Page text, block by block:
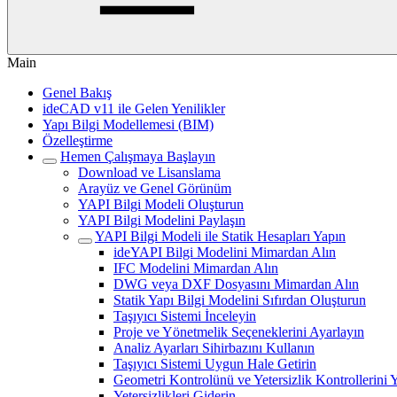
Main
Genel Bakış
ideCAD v11 ile Gelen Yenilikler
Yapı Bilgi Modellemesi (BIM)
Özelleştirme
Hemen Çalışmaya Başlayın
Download ve Lisanslama
Arayüz ve Genel Görünüm
YAPI Bilgi Modeli Oluşturun
YAPI Bilgi Modelini Paylaşın
YAPI Bilgi Modeli ile Statik Hesapları Yapın
ideYAPI Bilgi Modelini Mimardan Alın
IFC Modelini Mimardan Alın
DWG veya DXF Dosyasını Mimardan Alın
Statik Yapı Bilgi Modelini Sıfırdan Oluşturun
Taşıyıcı Sistemi İnceleyin
Proje ve Yönetmelik Seçeneklerini Ayarlayın
Analiz Ayarları Sihirbazını Kullanın
Taşıyıcı Sistemi Uygun Hale Getirin
Geometri Kontrolünü ve Yetersizlik Kontrollerini